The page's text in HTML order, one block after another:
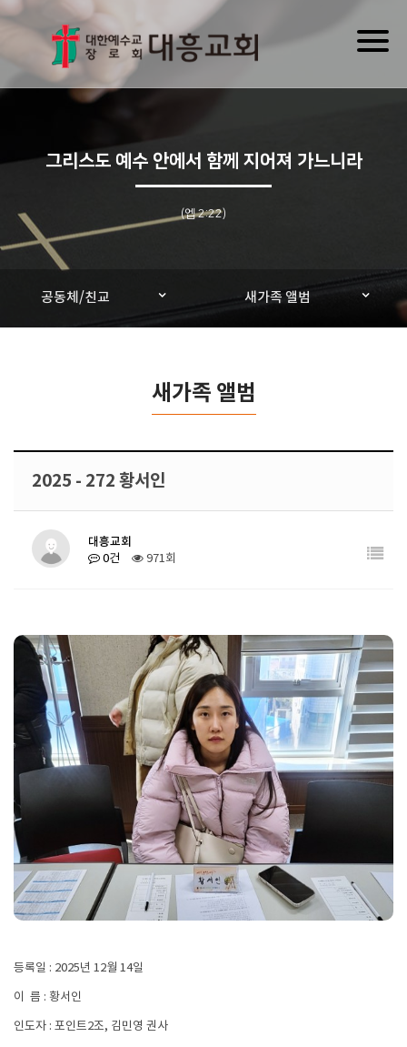
그리스도 예수 안에서 함께 지어져 가느니라
(엡 2:22)
공동체/친교 새가족 앨범
새가족 앨범
2025 - 272 황서인
대흥교회
0건 971회
등록일 : 2025년 12월 14일
이 름 : 황서인
인도자 : 포인트2조, 김민영 권사